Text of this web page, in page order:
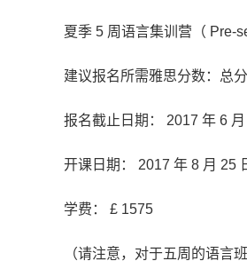
夏季 5 周语言集训营（ Pre-
建议报名所需雅思分数：总
报名截止日期： 2017 年 6 月
开课日期： 2017 年 8 月 25
学费： £ 1575
（请注意，对于五周的语言